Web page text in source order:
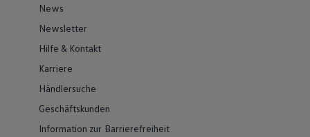
News
Newsletter
Hilfe & Kontakt
Karriere
Händlersuche
Geschäftskunden
Information zur Barrierefreiheit